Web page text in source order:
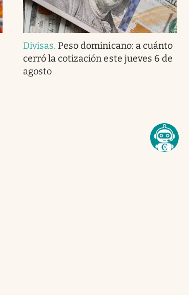
Divisas. Peso dominicano: a cuánto
cerró la cotización este jueves 6 de
agosto